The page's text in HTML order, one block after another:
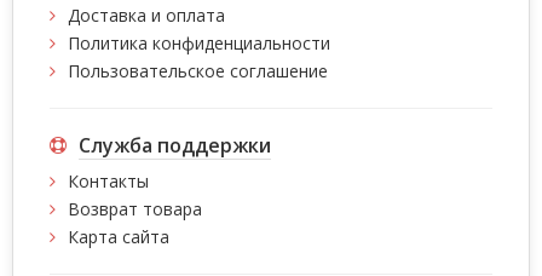
Доставка и оплата
Политика конфиденциальности
Пользовательское соглашение
Служба поддержки
Контакты
Возврат товара
Карта сайта